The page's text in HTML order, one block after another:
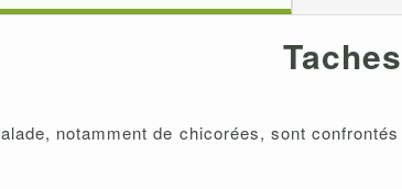
notamment de chicorées, sont